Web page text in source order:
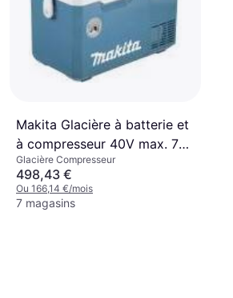
Makita Glacière à batterie et
à compresseur 40V max. 7
litres (sans batterie, sans
chargeur)
Glacière Compresseur
498,43 €
Ou 166,14 €/mois
7 magasins